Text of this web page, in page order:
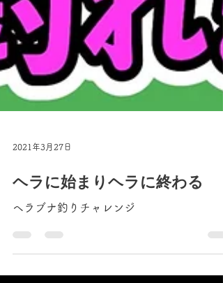
2021年3月27日
ヘラブナ釣りチャレンジ